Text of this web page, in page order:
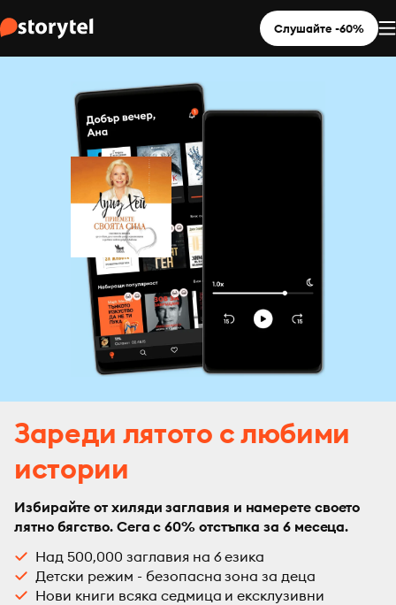
Слушайте -60%
Зареди лятото с любими
истории
Избирайте от хиляди заглавия и намерете своето
лятно бягство. Сега с 60% отстъпка за 6 месеца.
Над 500,000 заглавия на 6 езика
Детски режим - безопасна зона за деца
Нови книги всяка седмица и ексклузивни